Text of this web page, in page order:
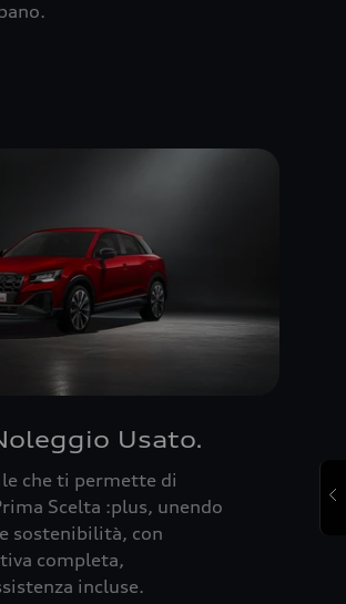
Usato.
che ti permette di
Scelta :plus, unendo
sostenibilità, con
completa,
incluse.